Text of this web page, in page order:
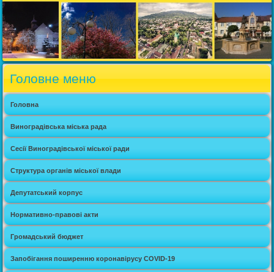
Головне меню
Головна
Виноградівська міська рада
Сесії Виноградівської міської ради
Структура органів міської влади
Депутатський корпус
Нормативно-правові акти
Громадський бюджет
Запобігання поширенню коронавірусу COVID-19